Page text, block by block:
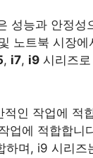
성능과 안정성
노트북 시장에
, i7, i9 시리즈
적인 작업에 적
업에 적합합니
하며, i9 시리즈